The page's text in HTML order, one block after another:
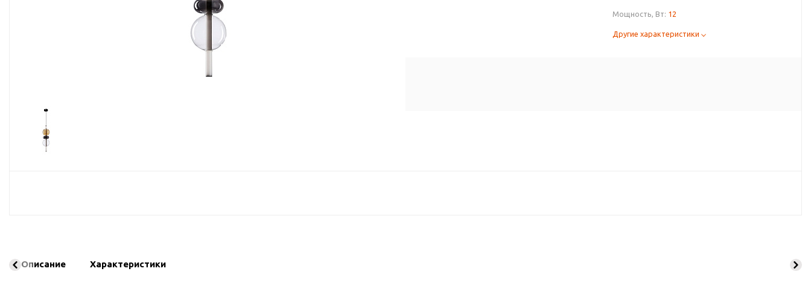
Ночники
Мощность, Вт: 12
Другие характеристики
Описание Характеристики